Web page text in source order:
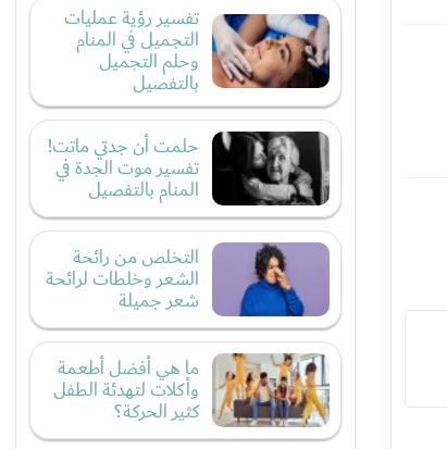
تفسير رؤية عمليات
التجميل في المنام
وحلم التجميل
بالتفصيل
حلمت أن جدتي ماتت!
تفسير موت الجدة في
المنام بالتفصيل
التخلص من رائحة
الشعر وخلطات لرائحة
شعر جميلة
ما هي أفضل أطعمة
وأكلات لتهدئة الطفل
كثير الحركة؟